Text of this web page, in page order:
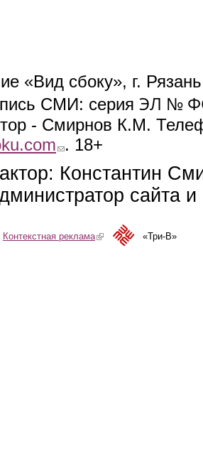
«Вид сбоку», г.
СМИ: серия ЭЛ №
- Смирнов К.М.
(link sends e-mail)
. 18+
Константин
сайта
Контекстная реклама(link is external)«Три-В»